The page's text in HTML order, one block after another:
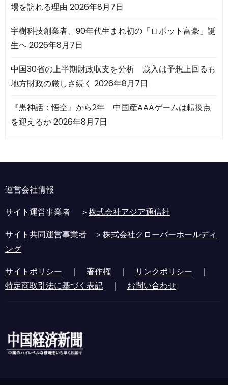
場を訪れる理由 2026年8月7日
宇樹科技創業者、90年代生まれ初の「ロボット富豪」誕
生へ2026年8月7日
中国30省の上半期財政収支を分析 歳入は予想上回るも
地方財政の厳しさ続く 2026年8月7日
『黒神話：悟空』から2年 中国産AAAゲームは転換点
を迎えるか2026年8月7日
運営会社情報
サイト運営事業者 ＞株式会社アジア通信社
サイト共同運営事業者 ＞株式会社クローバーホールディ
ング
サイトポリシー ｜ 著作権 ｜ リンクポリシー ｜
特定商取引法に基づく表記 ｜ お問い合わせ